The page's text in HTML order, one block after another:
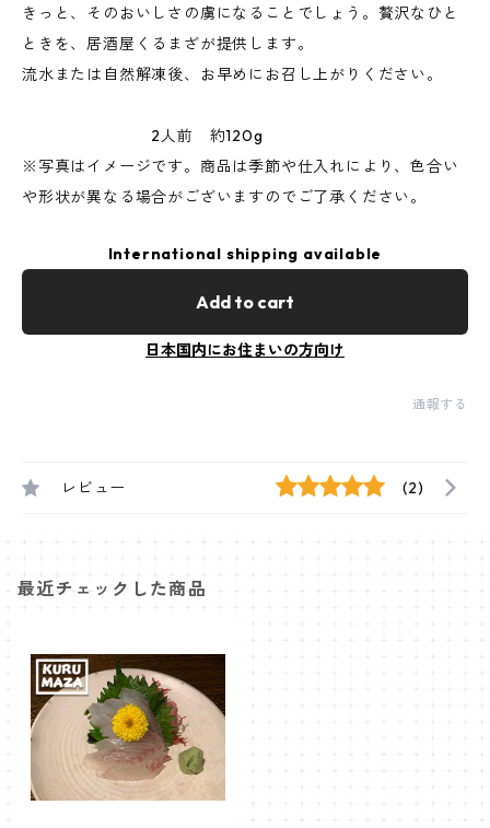
きっと、そのおいしさの虜になることでしょう。贅沢なひと
ときを、居酒屋くるまざが提供します。
流水または自然解凍後、お早めにお召し上がりください。
2人前 約120g
※写真はイメージです。商品は季節や仕入れにより、色合い
や形状が異なる場合がございますのでご了承ください。
International shipping available
Add to cart
日本国内にお住まいの方向け
通報する
レビュー (2)
最近チェックした商品